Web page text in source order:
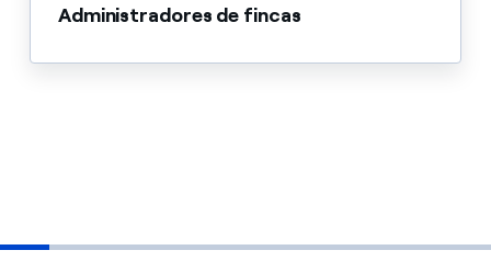
Administradores de fincas